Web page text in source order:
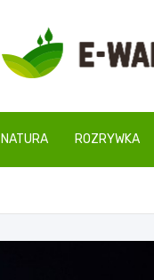
www.e-
NATURA ROZRYWKA